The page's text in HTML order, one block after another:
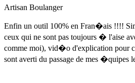
Artisan Boulanger
Enfin un outil 100% en Fran�ais !!!!
ceux qui ne sont pas toujours � l'aise
comme moi), vid�o d'explication pour
sont averti du passage de mes �quipes